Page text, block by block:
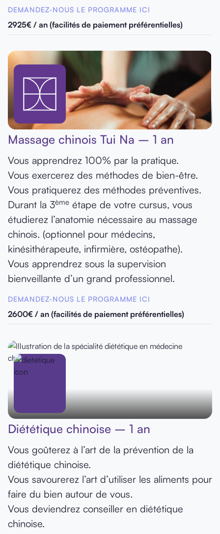
DEMANDEZ-NOUS LE PROGRAMME ICI
2925€ / an (facilités de paiement préférentielles)
Massage chinois Tui Na – 1 an
Vous apprendrez 100% par la pratique.
Vous exercerez des méthodes de bien-être.
Vous pratiquerez des méthodes préventives.
Durant la 3ème étape de votre cursus, vous
étudierez l’anatomie nécessaire au massage
chinois. (optionnel pour médecins,
kinésithérapeute, infirmière, ostéopathe).
Vous apprendrez sous la supervision
bienveillante d’un grand professionnel.
DEMANDEZ-NOUS LE PROGRAMME ICI
2600€ / an (facilités de paiement préférentielles)
Diététique chinoise – 1 an
Vous goûterez à l’art de la prévention de la
diététique chinoise.
Vous savourerez l’art d’utiliser les aliments pour
faire du bien autour de vous.
Vous deviendrez conseiller en diététique
chinoise.